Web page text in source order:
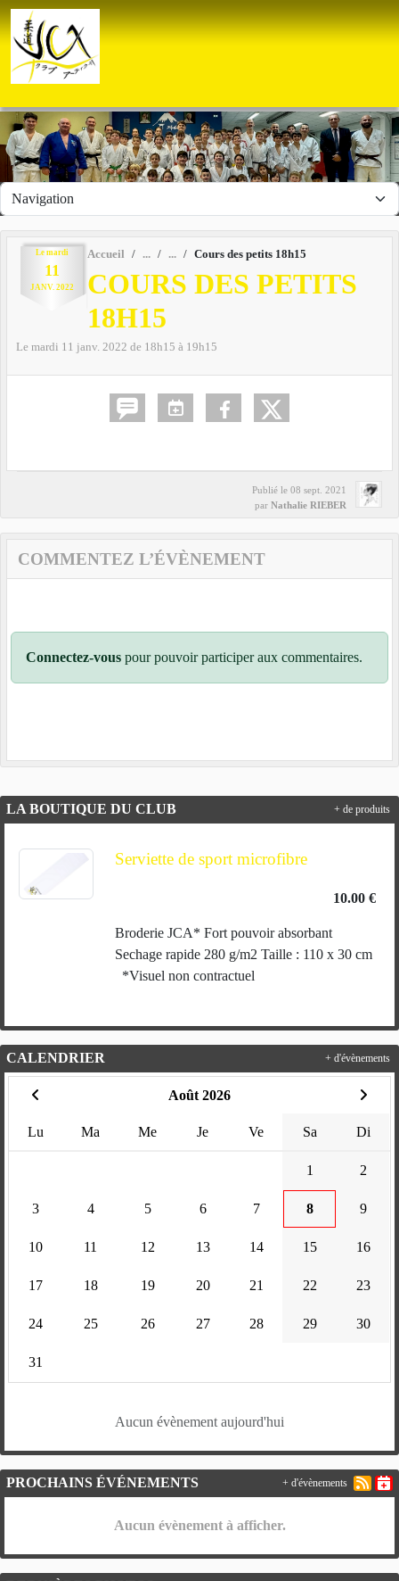
Le mardi
11
JANV. 2022
Accueil Cours des petits 18h15
COURS DES PETITS
18H15
Le mardi 11 janv. 2022 de 18h15 à 19h15
Publié le 08 sept. 2021
par Nathalie RIEBER
COMMENTEZ L’ÉVÈNEMENT
Connectez-vous pour pouvoir participer aux commentaires.
LA BOUTIQUE DU CLUB
Serviette de sport microfibre
10.00 €
Broderie JCA* Fort pouvoir absorbant
Sechage rapide 280 g/m2 Taille : 110 x 30 cm
*Visuel non contractuel
+ de produits
CALENDRIER
Août 2026
Lu Ma Me Je Ve Sa Di
1 2
3 4 5 6 7 8 9
10 11 12 13 14 15 16
17 18 19 20 21 22 23
24 25 26 27 28 29 30
31
Aucun évènement aujourd'hui
+ d'évènements
PROCHAINS ÉVÉNEMENTS
Aucun évènement à afficher.
+ d'évènements
Panneau de gestion des cookies